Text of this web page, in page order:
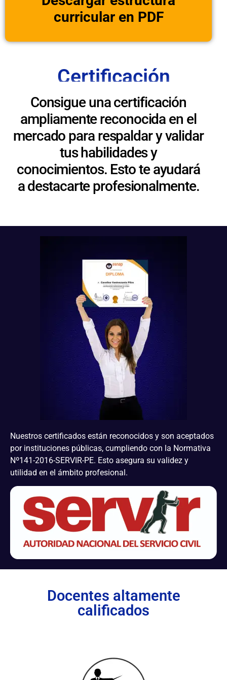
curricular en PDF
Certificación
Consigue una certificación
ampliamente reconocida en el
mercado para respaldar y validar
tus habilidades y
conocimientos. Esto te ayudará
a destacarte profesionalmente.
Nuestros certificados están reconocidos y son aceptados
por instituciones públicas, cumpliendo con la Normativa
Nº141-2016-SERVIR-PE. Esto asegura su validez y
utilidad en el ámbito profesional.
Docentes altamente
calificados